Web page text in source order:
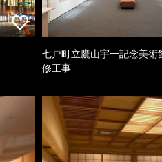
七戸町立鷹山宇一記念美術
修工事